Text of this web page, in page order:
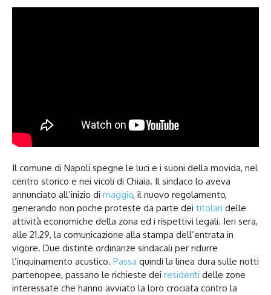
Il comune di Napoli spegne le luci e i suoni della movida, nel
centro storico e nei vicoli di Chiaia. Il sindaco lo aveva
annunciato all’inizio di maggio, il nuovo regolamento,
generando non poche proteste da parte dei titolari delle
attività economiche della zona ed i rispettivi legali. Ieri sera,
alle 21.29, la comunicazione alla stampa dell’entrata in
vigore. Due distinte ordinanze sindacali per ridurre
l’inquinamento acustico. Passa quindi la linea dura sulle notti
partenopee, passano le richieste dei residenti delle zone
interessate che hanno avviato la loro crociata contro la